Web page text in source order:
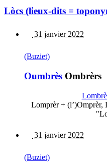
Lòcs (lieux-dits =
31 janvier 2022
(Buziet)
Oumbrès Ombrèrs
Lomprèr + (l’)Omprèr,
31 janvier 2022
(Buziet)